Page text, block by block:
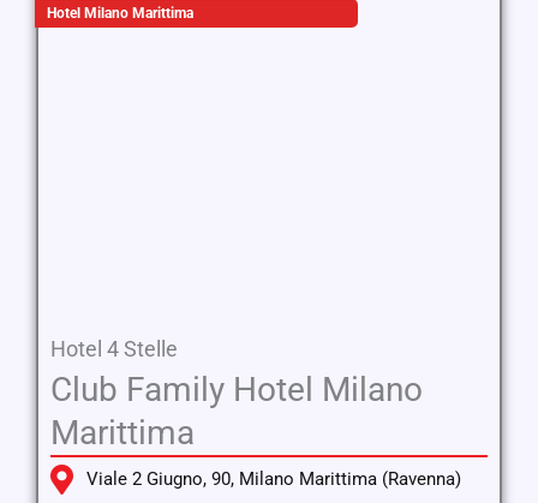
Hotel Milano Marittima
Hotel 4 Stelle
Club Family Hotel Milano
Marittima
Viale 2 Giugno, 90, Milano Marittima (Ravenna)